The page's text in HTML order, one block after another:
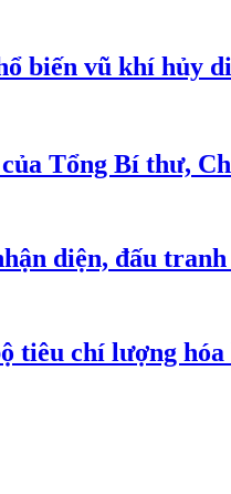
biến vũ khí hủy
Tổng Bí thư,
diện, đấu
tiêu chí lượng